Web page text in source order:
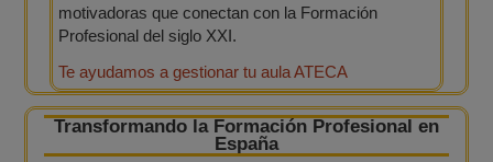
motivadoras que conectan con la Formación
Profesional del siglo XXI.
Te ayudamos a gestionar tu aula ATECA
Transformando la Formación Profesional en
España